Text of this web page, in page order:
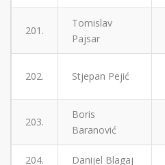
201.
Tomislav
Pajsar
202. Stjepan Pejić
203.
Boris
Baranović
204. Danijel Blagaj